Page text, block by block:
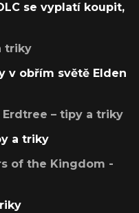
se vyplatí koupit,
triky
v obřím světě Elden
– tipy a triky
a triky
of the Kingdom -